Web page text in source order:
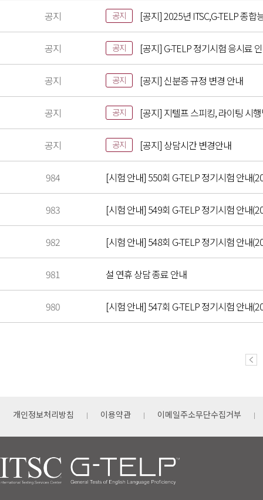
공지 공지 [공지] 2025년 ITSC,G-TELP 종합
공지 공지 [공지] G-TELP 정기시험 응시료
공지 공지 [공지] 신분증 규정 변경 안내
공지 공지 [공지] 지텔프 스피킹, 라이팅 시
공지 공지 [공지] 상담시간 변경안내
984 [시험 안내] 550회 G-TELP 정기시험 안내
983 [시험 안내] 549회 G-TELP 정기시험 안내
982 [시험 안내] 548회 G-TELP 정기시험 안내
981 설 연휴 상담 종료 안내
980 [시험 안내] 547회 G-TELP 정기시험 안내
개인정보처리방침 이용약관 이메일주소무단수집거부